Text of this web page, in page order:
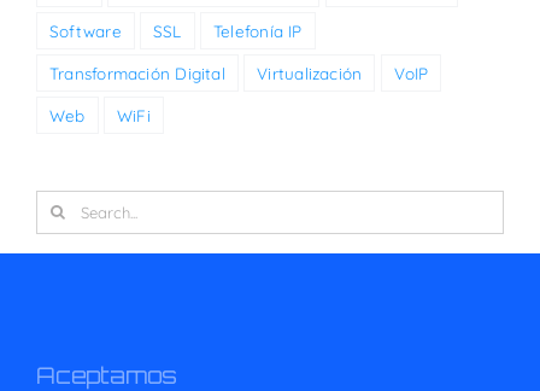
Software SSL Telefonía IP
Transformación Digital Virtualización VoIP
Web WiFi
Search
for:
Aceptamos